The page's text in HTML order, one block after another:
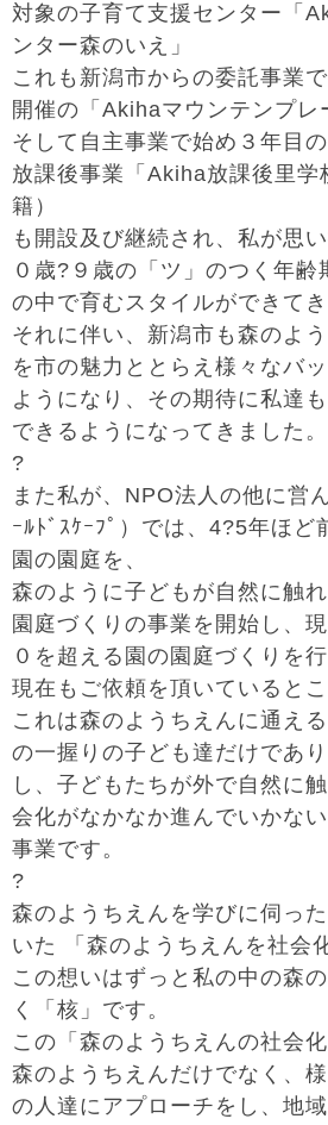
対象の子育て支援センター「
ンター森のいえ」
これも新潟市からの委託事業
開催の「Akihaマウンテンプレ
そして自主事業で始め３年目
放課後事業「Akiha放課後里
籍）
も開設及び継続され、私が思
０歳?９歳の「ツ」のつく年
の中で育むスタイルができてき
それに伴い、新潟市も森のよ
を市の魅力ととらえ様々なバ
ようになり、その期待に私達
できるようになってきました。
?
また私が、NPO法人の他に営
ｰﾙﾄﾞｽｹｰﾌﾟ）では、4?5年ほど
園の園庭を、
森のように子どもが自然に触
園庭づくりの事業を開始し、
０を超える園の園庭づくりを
現在もご依頼を頂いているとこ
これは森のようちえんに通え
の一握りの子ども達だけであ
し、子どもたちが外で自然に
会化がなかなか進んでいかな
事業です。
?
森のようちえんを学びに伺っ
いた 「森のようちえんを社会
この想いはずっと私の中の森
く「核」です。
この「森のようちえんの社会
森のようちえんだけでなく、
の人達にアプローチをし、地